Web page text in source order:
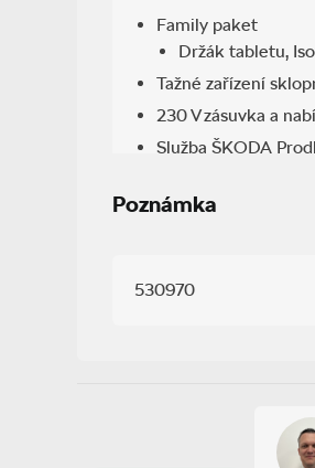
Sportovní volant
Potah sedadel -
Ambientní LED
Sportovní kryty
Bez ochranných
Panoramatický
Příprava pro
Family paket
Držák tabletu,
Tažné zařízení
230 V zásuvka a
Služba ŠKODA
Poznámka
530970